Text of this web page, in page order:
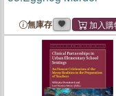
無庫存